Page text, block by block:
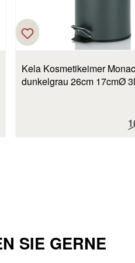
Kela Kosmetikeimer
dunkelgrau 26cm 17cmØ 3l
SIE GERNE